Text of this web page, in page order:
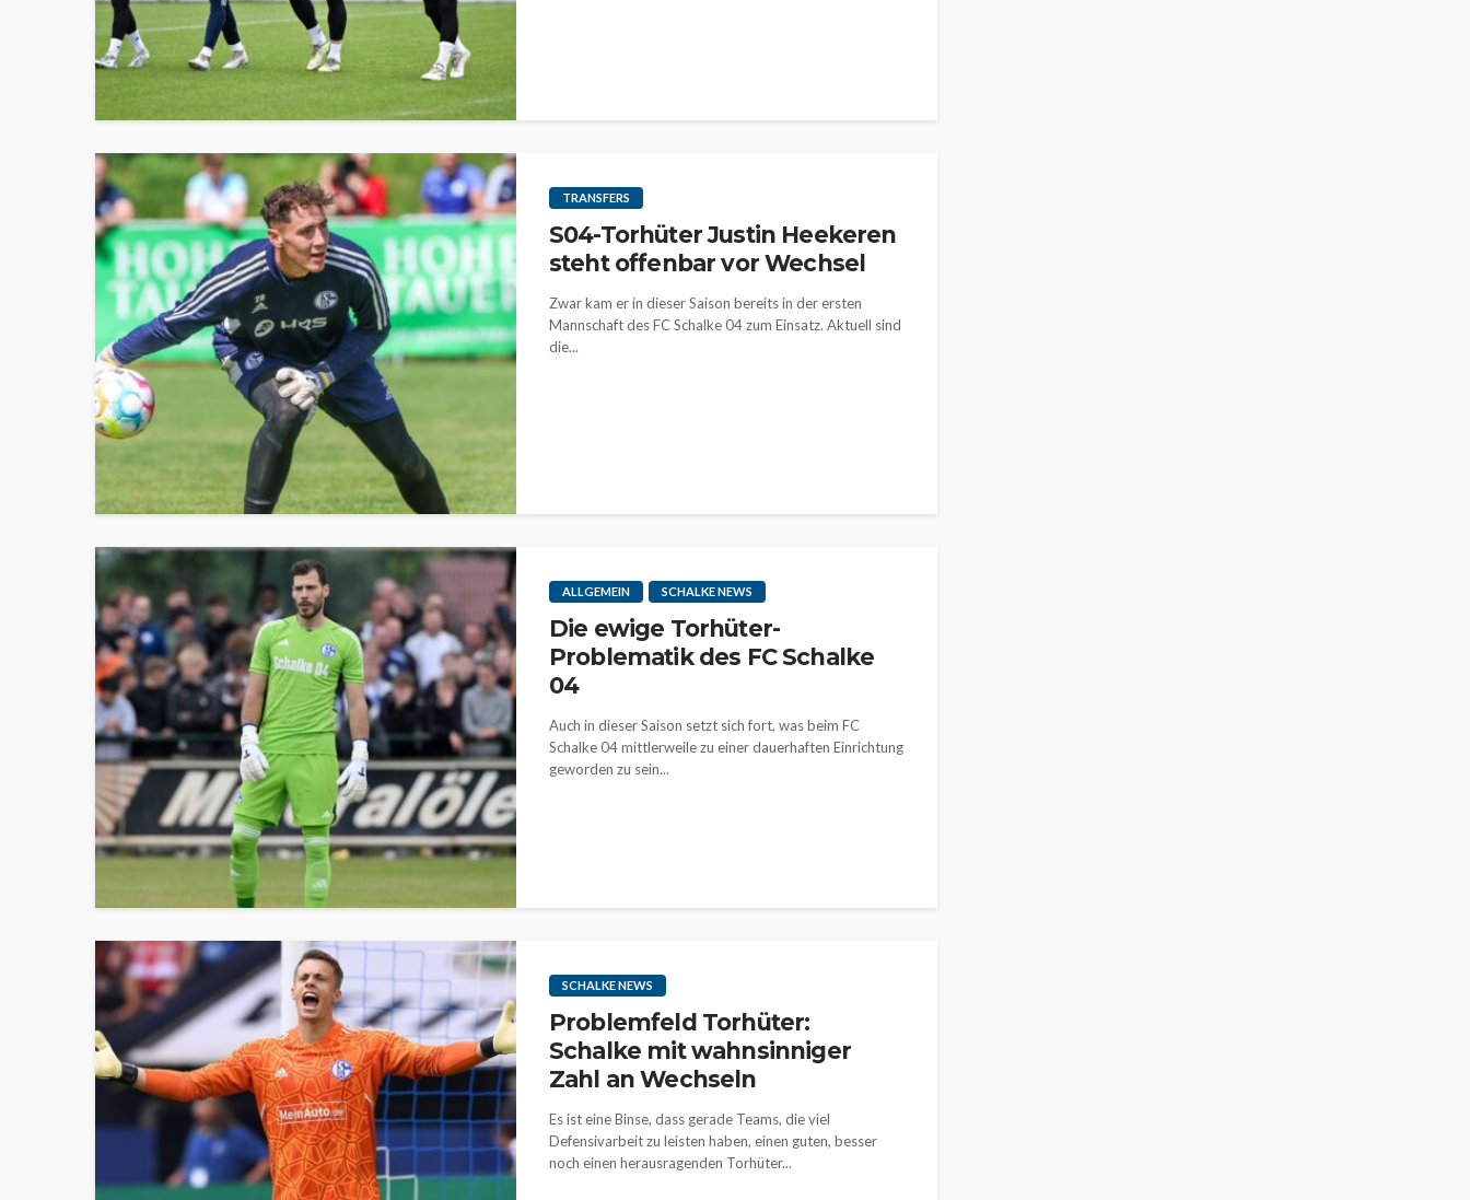
TRANSFERS
S04-Torhüter Justin Heekeren
steht offenbar vor Wechsel
Zwar kam er in dieser Saison bereits in der ersten
Mannschaft des FC Schalke 04 zum Einsatz. Aktuell sind
die...
ALLGEMEIN SCHALKE NEWS
Die ewige Torhüter-
Problematik des FC Schalke
04
Auch in dieser Saison setzt sich fort, was beim FC
Schalke 04 mittlerweile zu einer dauerhaften Einrichtung
geworden zu sein...
SCHALKE NEWS
Problemfeld Torhüter:
Schalke mit wahnsinniger
Zahl an Wechseln
Es ist eine Binse, dass gerade Teams, die viel
Defensivarbeit zu leisten haben, einen guten, besser
noch einen herausragenden Torhüter...